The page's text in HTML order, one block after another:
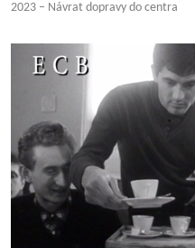
2023 – Návrat dopravy do centra